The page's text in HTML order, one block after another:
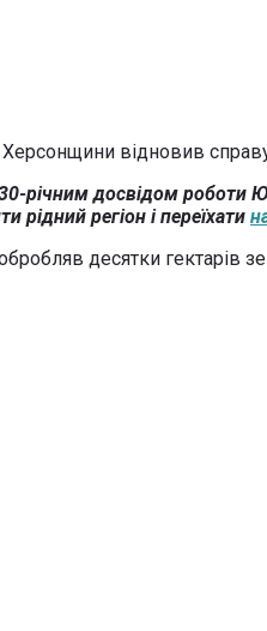
річним досвідом роботи
рідний регіон і переїхати
десятки гектарів